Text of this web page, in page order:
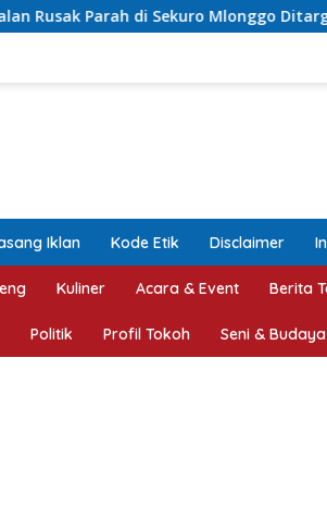
Mlonggo Ditarget Rampung Akhir Tahun
Iklan Kode Etik Disclaimer
Kuliner Acara & Event Berita
Politik Profil Tokoh Seni & Budaya